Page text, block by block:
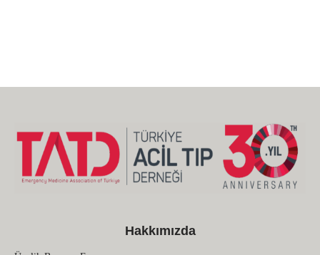
Hakkımızda